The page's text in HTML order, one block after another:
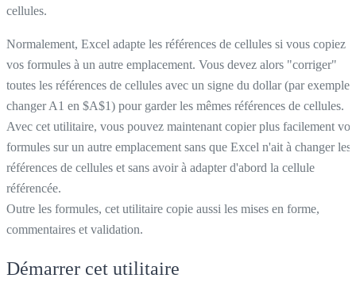
cellules.
Normalement, Excel adapte les références de cellules si vous copiez
vos formules à un autre emplacement. Vous devez alors "corriger"
toutes les références de cellules avec un signe du dollar (par exemple
changer A1 en $A$1) pour garder les mêmes références de cellules.
Avec cet utilitaire, vous pouvez maintenant copier plus facilement vos
formules sur un autre emplacement sans que Excel n'ait à changer les
références de cellules et sans avoir à adapter d'abord la cellule
référencée.
Outre les formules, cet utilitaire copie aussi les mises en forme,
commentaires et validation.
Démarrer cet utilitaire